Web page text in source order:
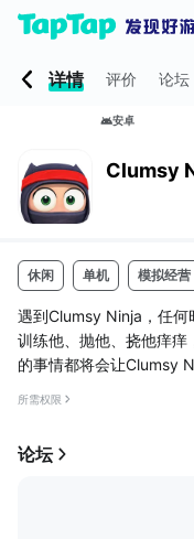
详情 评价 论坛
安卓
Clumsy
休闲 单机 模拟经营
遇到Clumsy Ninja，任何
训练他、抛他、挠他痒
的事情都将会让Clumsy
移动，而且每次的反应也
所需权限
论坛